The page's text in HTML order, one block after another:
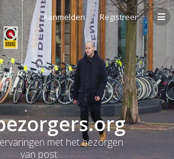
Aanmelden Registreer
met het bezorgen
van post